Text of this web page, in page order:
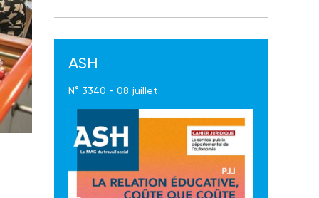
ASH
N° 3340 - 08 juillet